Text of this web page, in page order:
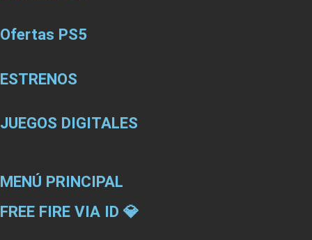
Ofertas PS5
ESTRENOS
JUEGOS DIGITALES
MENÚ PRINCIPAL
FREE FIRE VIA ID 💎